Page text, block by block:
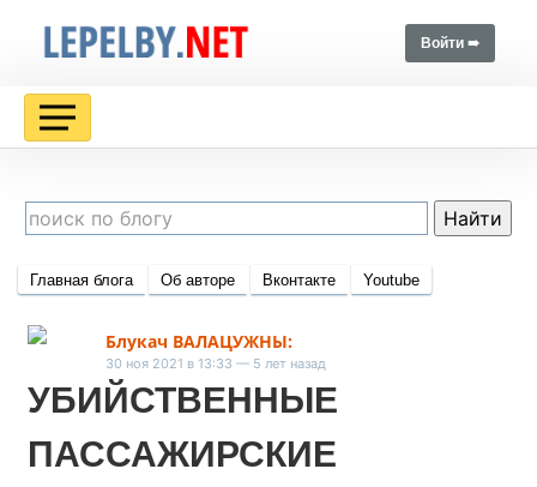
Войти ➠
Главная блога Об авторе Вконтакте Youtube
Блукач ВАЛАЦУЖНЫ:
30 ноя 2021 в 13:33 — 5 лет назад
УБИЙСТВЕННЫЕ
ПАССАЖИРСКИЕ